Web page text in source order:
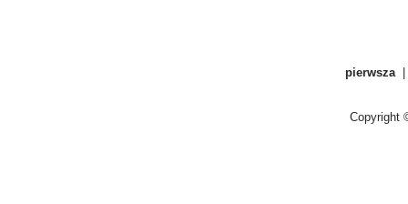
pierwsza
Copyright